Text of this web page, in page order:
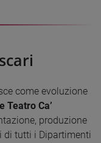
come evoluzione
Teatro Ca’
produzione
di tutti i Dipartimenti